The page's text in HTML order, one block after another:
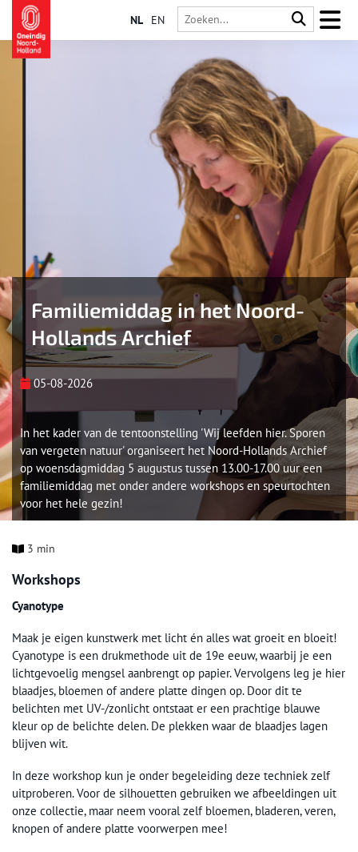
NL EN
Familiemiddag in het Noord-
Hollands Archief
05-08-2026
In het kader van de tentoonstelling 'Wij leefden hier. Sporen
van vergeten natuur' organiseert het Noord-Hollands Archief
op woensdagmiddag 5 augustus tussen 13.00-17.00 uur een
familiemiddag met onder andere workshops en speurtochten
voor het hele gezin!
3 min
Workshops
Cyanotype
Maak je eigen kunstwerk met licht én alles wat groeit en bloeit!
Cyanotype is een drukmethode uit de 19e eeuw, waarbij je een
lichtgevoelig mengsel aanbrengt op papier. Vervolgens leg je hier
blaadjes, bloemen of andere platte dingen op. Door dit te
belichten met UV-/zonlicht ontstaat er een prachtige blauwe
kleur op de belichte delen. De plekken waar de blaadjes lagen
blijven wit.
In deze workshop kun je onder begeleiding deze techniek zelf
uitproberen. Voor de silhouetten gebruiken we afbeeldingen uit
onze collectie, maar neem vooral zelf bloemen, bladeren, veren,
knopen of andere platte voorwerpen mee!